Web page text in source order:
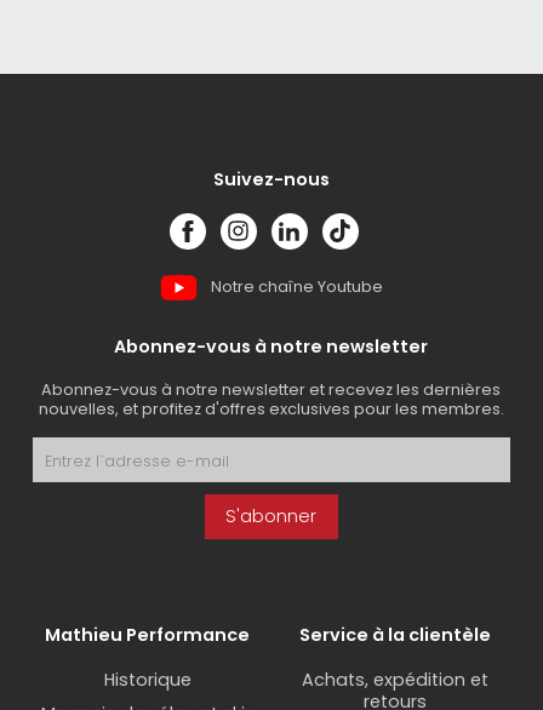
Suivez-nous
Notre chaîne Youtube
Abonnez-vous à notre newsletter
Abonnez-vous à notre newsletter et recevez les dernières
nouvelles, et profitez d'offres exclusives pour les membres.
S'abonner
Mathieu Performance
Historique
Service à la clientèle
Achats, expédition et
retours